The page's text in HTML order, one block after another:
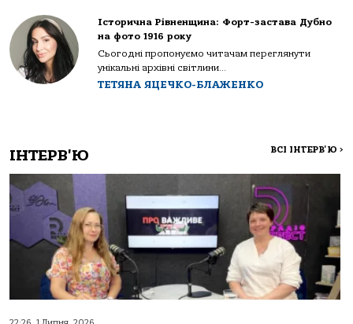
Історична Рівненщина: Форт-застава Дубно
на фото 1916 року
Сьогодні пропонуємо читачам переглянути
унікальні архівні світлини...
ТЕТЯНА ЯЦЕЧКО-БЛАЖЕНКО
ІНТЕРВ'Ю ВСІ ІНТЕРВ'Ю >